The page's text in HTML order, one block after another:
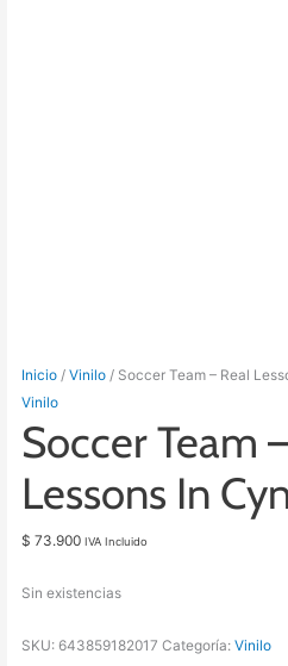
Inicio /Vinilo / Soccer Team – Real
Vinilo
Soccer Team
Lessons In
$ 73.900 IVA Incluido
Sin existencias
SKU:643859182017 Categoría:Vinilo